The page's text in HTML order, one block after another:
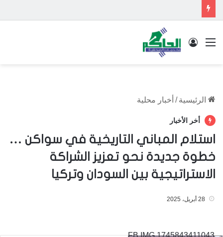
القائمة تسجيل الدخول
الرئيسية / أخبار محلية
أخر الأخبار
استلام المباني التاريخية في سواكن …
خطوة جديدة نحو تعزيز الشراكة
الاستراتيجية بين السودان وتركيا
28 أبريل، 2025